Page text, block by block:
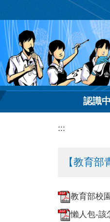
到
主
要
內
容
區
認識
:::
【教育部
教育部校
懶人包-該